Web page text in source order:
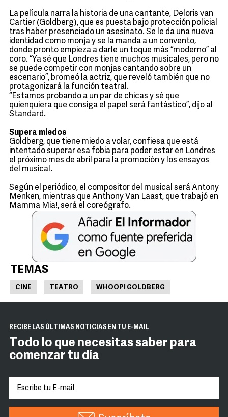
La película narra la historia de una cantante, Deloris van
Cartier (Goldberg), que es puesta bajo protección policial
tras haber presenciado un asesinato. Se le da una nueva
identidad como monja y se la manda a un convento,
donde pronto empieza a darle un toque más “moderno” al
coro. “Ya sé que Londres tiene muchos musicales, pero no
se puede competir con monjas cantando sobre un
escenario”, bromeó la actriz, que reveló también que no
protagonizará la función teatral.
“Estamos probando a un par de chicas y sé que
quienquiera que consiga el papel será fantástico”, dijo al
Standard.
Supera miedos
Goldberg, que tiene miedo a volar, confiesa que está
intentado superar esa fobia para poder estar en Londres
el próximo mes de abril para la promoción y los ensayos
del musical.
Según el periódico, el compositor del musical será Antony
Menken, mientras que Anthony Van Laast, que trabajó en
Mamma Mia!, será el coreógrafo.
TEMAS
CINE TEATRO WHOOPI GOLDBERG
RECIBE LAS ÚLTIMAS NOTICIAS EN TU E-MAIL
Todo lo que necesitas saber para
comenzar tu día